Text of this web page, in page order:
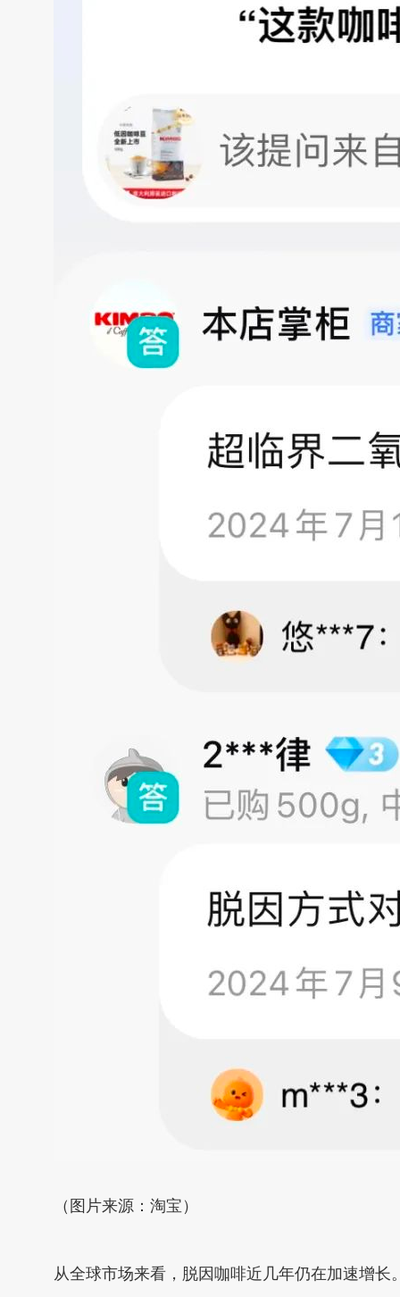
（图片来源：淘宝）
从全球市场来看，脱因咖啡近几年仍在加速增长